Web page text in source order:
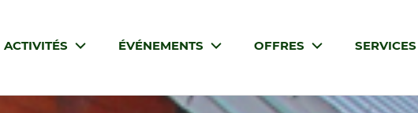
ACTIVITÉS ÉVÉNEMENTS OFFRES